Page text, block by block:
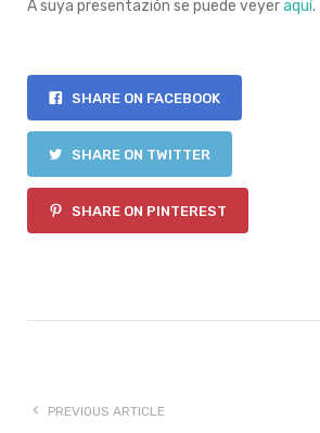
A suya presentazión se puede veyeraquí.
SHARE ON FACEBOOK
SHARE ON TWITTER
SHARE ON PINTEREST
PREVIOUS ARTICLE